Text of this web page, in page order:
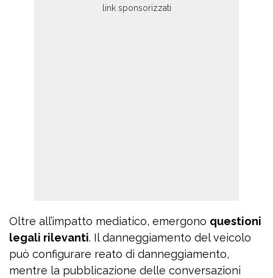
Oltre all’impatto mediatico, emergono questioni
legali rilevanti. Il danneggiamento del veicolo
può configurare reato di danneggiamento,
mentre la pubblicazione delle conversazioni